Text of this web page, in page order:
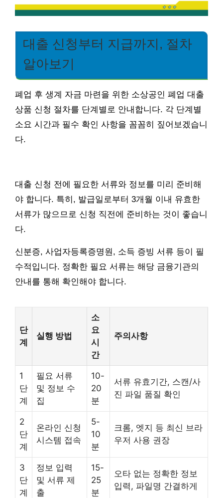
대출 신청부터 지급까지, 절차
알아보기
폐업 후 생계 자금 마련을 위한 소상공인 폐업 대출
상품 신청 절차를 단계별로 안내합니다. 각 단계별
소요 시간과 필수 확인 사항을 꼼꼼히 짚어보겠습니
다.
대출 신청 전에 필요한 서류와 정보를 미리 준비해
야 합니다. 특히, 발급일로부터 3개월 이내 유효한
서류가 많으므로 신청 직전에 준비하는 것이 좋습니
다.
신분증, 사업자등록증명원, 소득 증빙 서류 등이 필
수적입니다. 정확한 필요 서류는 해당 금융기관의
안내를 통해 확인해야 합니다.
단
계
실행 방법
소
요
시
간
주의사항
1
단
계
필요 서류
및 정보 수
집
10-
20
분
서류 유효기간, 스캔/사
진 파일 품질 확인
2
단
계
온라인 신청
시스템 접속
5-
10
분
크롬, 엣지 등 최신 브라
우저 사용 권장
3
단
계
정보 입력
및 서류 제
출
15-
25
분
오타 없는 정확한 정보
입력, 파일명 간결하게